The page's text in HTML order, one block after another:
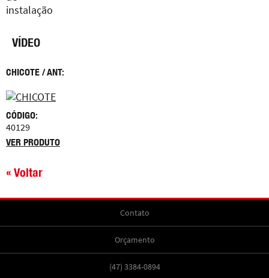
VÍDEO
CHICOTE / ANT:
CÓDIGO:
40129
VER PRODUTO
« Voltar
Contato
Orçamento
(47) 3384-0894